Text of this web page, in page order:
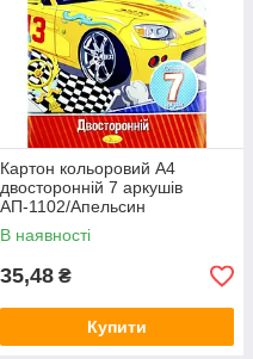
Картон кольоровий A4
двосторонній 7 аркушів
АП-1102/Апельсин
В наявності
35,48 ₴
Купити